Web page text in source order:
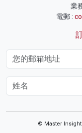
業
電郵 :
© Master